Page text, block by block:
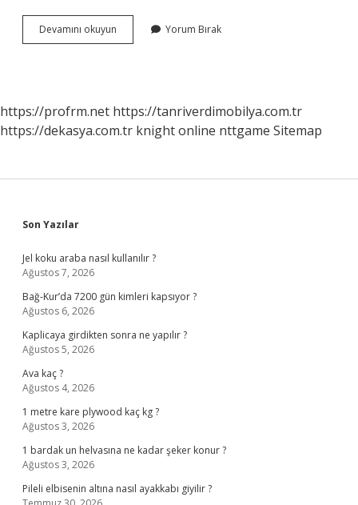
Devamını okuyun
Fiyatları
Yorum Bırak
https://profrm.net https://tanriverdimobilya.com.tr
https://dekasya.com.tr knight online nttgame Sitemap
Sidebar
Son Yazılar
Jel koku araba nasıl kullanılır ?
Ağustos 7, 2026
Bağ-Kur’da 7200 gün kimleri kapsıyor ?
Ağustos 6, 2026
Kaplicaya girdikten sonra ne yapılır ?
Ağustos 5, 2026
Ava kaç ?
Ağustos 4, 2026
1 metre kare plywood kaç kg ?
Ağustos 3, 2026
1 bardak un helvasına ne kadar şeker konur ?
Ağustos 3, 2026
Pileli elbisenin altına nasıl ayakkabı giyilir ?